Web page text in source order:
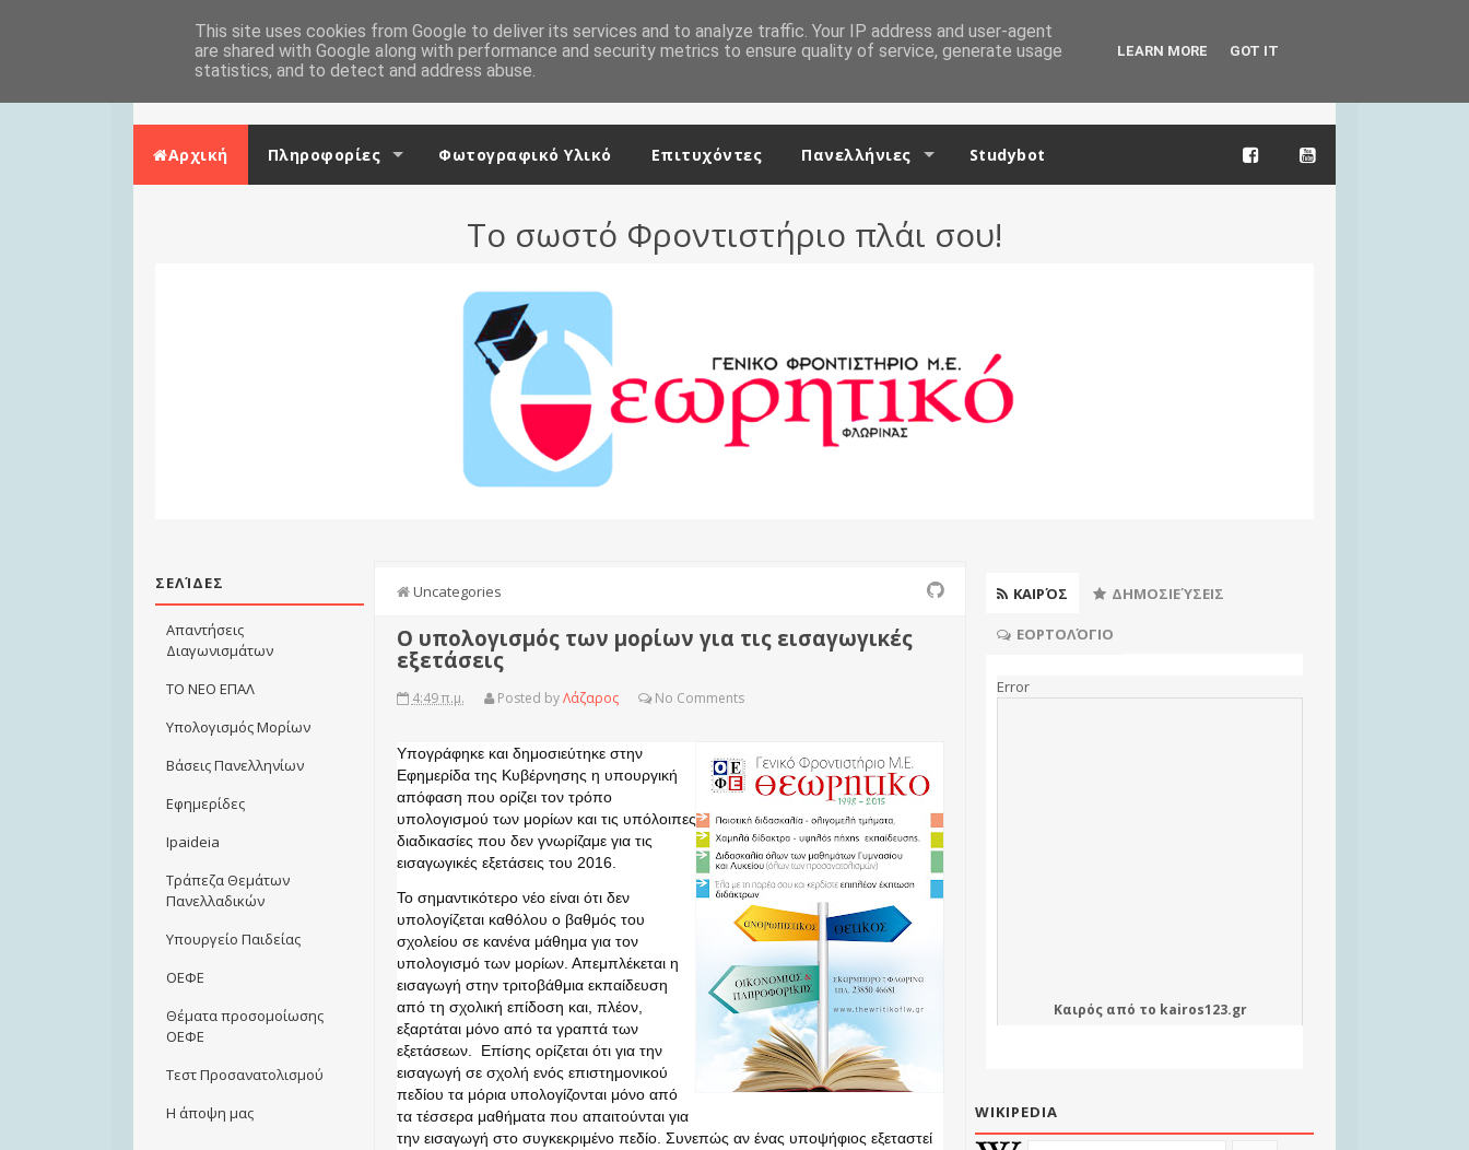
Αρχική Επικοινωνία
Αρχική Πληροφορίες Φωτογραφικό Υλικό Επιτυχόντες Πανελλήνιες Studybot
Το σωστό Φροντιστήριο πλάι σου!
ΣΕΛΊΔΕΣ
Απαντήσεις
Διαγωνισμάτων
ΤΟ ΝΕΟ ΕΠΑΛ
Υπολογισμός Μορίων
Βάσεις Πανελληνίων
Εφημερίδες
Ιpaideia
Τράπεζα Θεμάτων
Πανελλαδικών
Υπουργείο Παιδείας
ΟΕΦΕ
Θέματα προσομοίωσης
ΟΕΦΕ
Τεστ Προσανατολισμού
Η άποψη μας
Uncategories
Ο υπολογισμός των μορίων για τις εισαγωγικές
εξετάσεις
4:49 π.μ. Posted byΛάζαρος No Comments
Υπογράφηκε και δημοσιεύτηκε στην
Εφημερίδα της Κυβέρνησης η υπουργική
απόφαση που ορίζει τον τρόπο
υπολογισμού των μορίων και τις υπόλοιπες
διαδικασίες που δεν γνωρίζαμε για τις
εισαγωγικές εξετάσεις του 2016.
Το σημαντικότερο νέο είναι ότι δεν
υπολογίζεται καθόλου ο βαθμός του
σχολείου σε κανένα μάθημα για τον
υπολογισμό των μορίων. Απεμπλέκεται η
εισαγωγή στην τριτοβάθμια εκπαίδευση
από τη σχολική επίδοση και, πλέον,
εξαρτάται μόνο από τα γραπτά των
εξετάσεων. Επίσης ορίζεται ότι για την
εισαγωγή σε σχολή ενός επιστημονικού
πεδίου τα μόρια υπολογίζονται μόνο από
τα τέσσερα μαθήματα που απαιτούνται για
την εισαγωγή στο συγκεκριμένο πεδίο. Συνεπώς αν ένας υποψήφιος εξεταστεί
ΚΑΙΡΌΣ ΔΗΜΟΣΙΕΎΣΕΙΣ
ΕΟΡΤΟΛΌΓΙΟ
Καιρόςαπό το kairos123.gr
WIKIPEDIA
This site uses cookies from Google to deliver its services and to analyze traffic. Your IP address and user-agent
are shared with Google along with performance and security metrics to ensure quality of service, generate usage
statistics, and to detect and address abuse.
LEARN MORE GOT IT